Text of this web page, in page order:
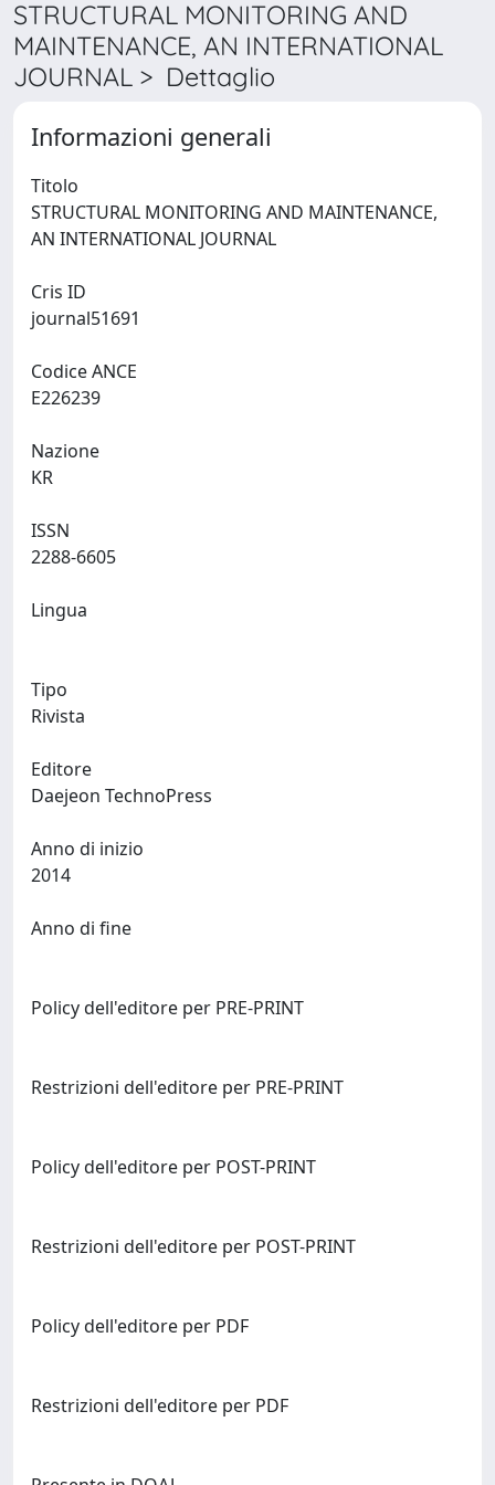
STRUCTURAL MONITORING AND
MAINTENANCE, AN INTERNATIONAL
JOURNAL > Dettaglio
Informazioni generali
Titolo
STRUCTURAL MONITORING AND MAINTENANCE,
Cris ID
Codice ANCE
Nazione
ISSN
Lingua
Tipo
Rivista
Editore
Anno di inizio
Anno di fine
Policy dell'editore per PRE-PRINT
Restrizioni dell'editore per PRE-PRINT
Policy dell'editore per POST-PRINT
Restrizioni dell'editore per POST-PRINT
Policy dell'editore per PDF
Restrizioni dell'editore per PDF